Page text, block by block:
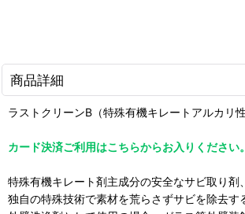
商品詳細
ラストクリーンB（特殊有機キレートアルカリ
カード決済ご利用はこちらからお入りください。
特殊有機キレート剤主成分の安全なサビ取り剤
独自の特殊技術で素材を荒らさずサビを除去す